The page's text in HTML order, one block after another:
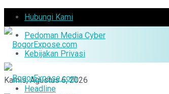
Hubungi Kami
Pedoman Media Cyber
Kebijakan Privasi
Kamis, Agustus 6, 2026
Headline